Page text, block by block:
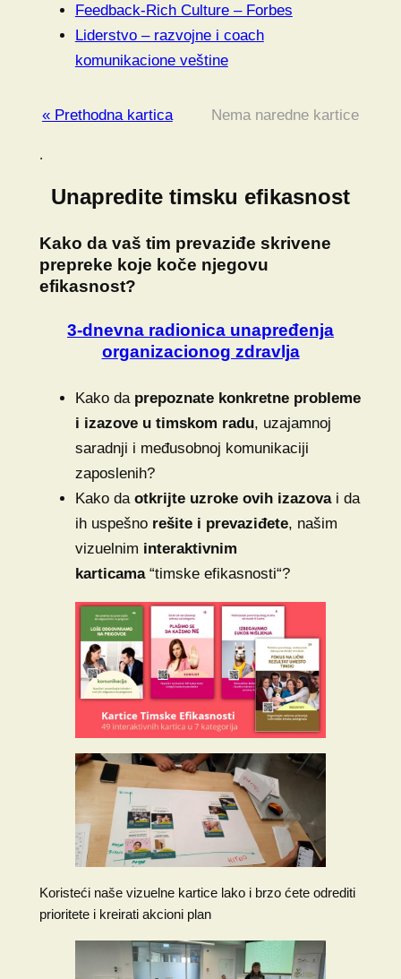
Feedback-Rich Culture – Forbes
Liderstvo – razvojne i coach
komunikacione veštine
« Prethodna kartica Nema naredne kartice
.
Unapredite timsku efikasnost
Kako da vaš tim prevaziđe skrivene
prepreke koje koče njegovu
efikasnost?
3-dnevna radionica unapređenja
organizacionog zdravlja
Kako da prepoznate konkretne probleme
i izazove u timskom radu, uzajamnoj
saradnji i međusobnoj komunikaciji
zaposlenih?
Kako da otkrijte uzroke ovih izazovai da
ih uspešno rešite i prevaziđete, našim
vizuelnim interaktivnim
karticama“timske efikasnosti“?
Koristeći naše vizuelne kartice lako i brzo ćete odrediti
prioritete i kreirati akcioni plan